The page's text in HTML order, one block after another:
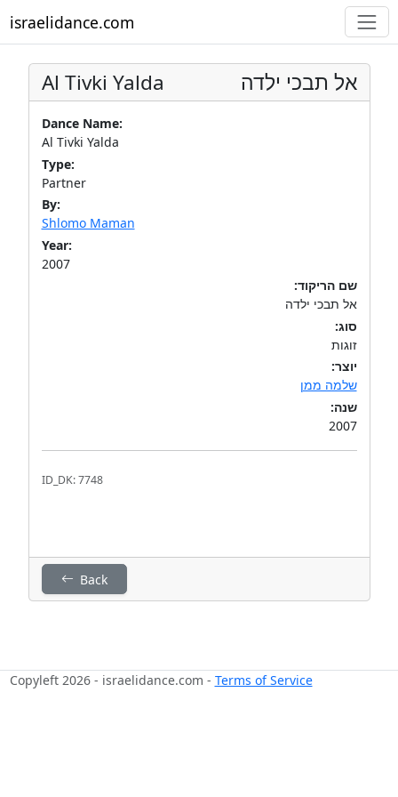
israelidance.com
Al Tivki Yalda אל תבכי ילדה
Dance Name:
Al Tivki Yalda
Type:
Partner
By:
Shlomo Maman
Year:
2007
שם הריקוד:
אל תבכי ילדה
סוג:
זוגות
יוצר:
שלמה ממן
שנה:
2007
ID_DK: 7748
Back
Copyleft 2026 - israelidance.com - Terms of Service